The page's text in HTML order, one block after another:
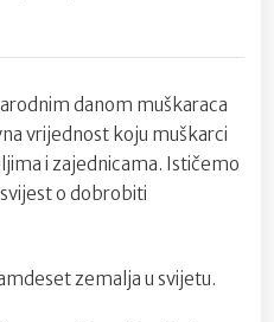
dan
danom muškaraca
vrijednost koju muškarci
i zajednicama. Ističemo
o dobrobiti
zemalja u svijetu.